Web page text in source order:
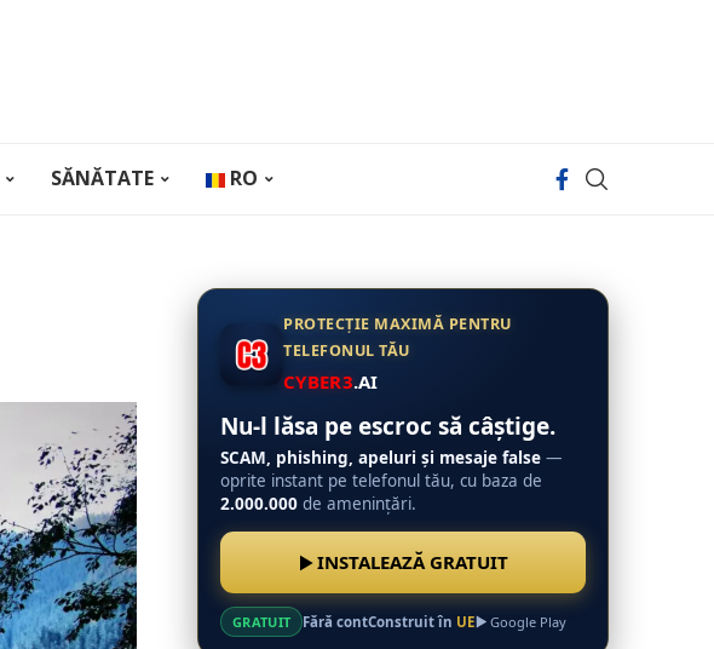
SĂNĂTATE RO
PROTECȚIE MAXIMĂ PENTRU
TELEFONUL TĂU
CYBER3.AI
Nu-l lăsa pe escroc să câștige.
SCAM, phishing, apeluri și mesaje false —
oprite instant pe telefonul tău, cu baza de
2.000.000 de amenințări.
INSTALEAZĂ GRATUIT
GRATUIT Fără contConstruit în UE Google Play